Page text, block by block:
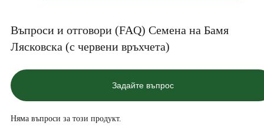
Въпроси и отговори (FAQ) Семена на Бамя
Лясковска (с червени връхчета)
Задайте въпрос
Няма въпроси за този продукт.